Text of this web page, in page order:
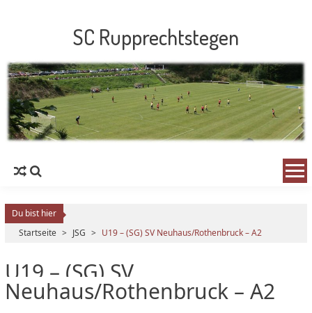
SC Rupprechtstegen
Du bist hier
Startseite > JSG > U19 – (SG) SV Neuhaus/Rothenbruck – A2
U19 – (SG) SV
Neuhaus/Rothenbruck – A2